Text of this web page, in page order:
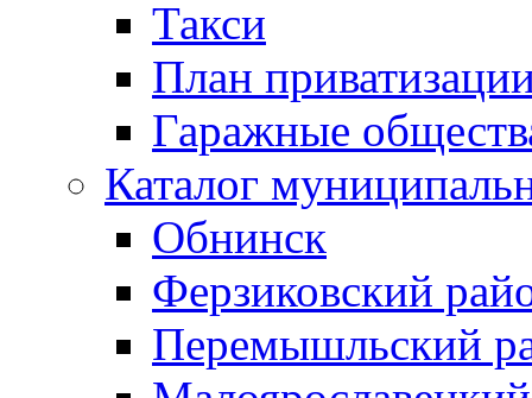
Такси
План
Гаражные
Каталог
Обнинск
Ферзиковский
Перемышльский